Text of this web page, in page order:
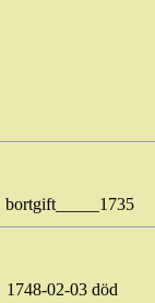
bortgift_____1735
1748-02-03 död